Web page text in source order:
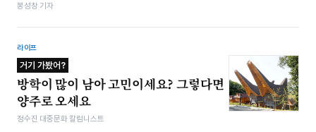
봉성창 기자
라이프
거기 가봤어?
방학이 많이 남아 고민이세요? 그렇다면
양주로 오세요
정수진 대중문화 칼럼니스트